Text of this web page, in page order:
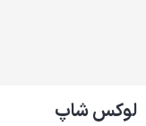
لوکس شاپ